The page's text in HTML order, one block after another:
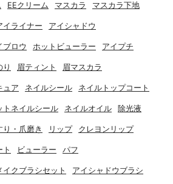
EEクリーム マスカラ マスカラ下地
イライナー アイシャドウ
ブロウ ホットビューラー アイプチ
り 眉ティント 眉マスカラ
ュア ネイルシール ネイルトップコート
トネイルシール ネイルオイル 除光液
り・爪磨き リップ クレヨンリップ
ト ビューラー パフ
イクブラシセット アイシャドウブラシ